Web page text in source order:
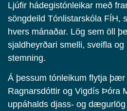
Ljúfir hádegistónleikar með
söngdeild Tónlistarskóla FÍH,
hvers mánaðar. Lög sem öll
sjaldheyrðari smelli, sveifla og
stemning.
Á þessum tónleikum flytja þær
Ragnarsdóttir og Vigdís Þóra
uppáhalds djass- og